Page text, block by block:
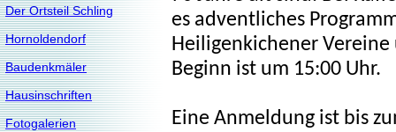
Der Ortsteil Schling
Hornoldendorf
Baudenkmäler
Hausinschriften
Fotogalerien
es adventliches
Heiligenkichener
Beginn ist um 15:00 Uhr.
Eine Anmeldung ist bis